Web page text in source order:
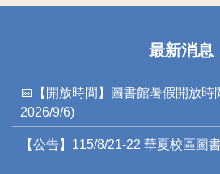
最新消息
📅【開放時間】圖書館暑假開放時
2026/9/6)
【公告】115/8/21-22 華夏校區圖